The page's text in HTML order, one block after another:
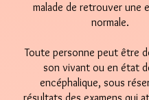
malade de retrouver une
normale.
Toute personne peut être
son vivant ou en état
encéphalique, sous